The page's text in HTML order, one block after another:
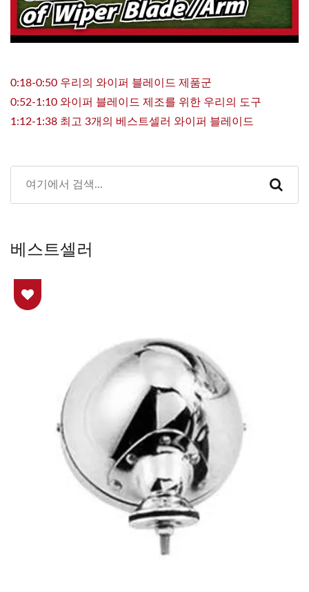
0:18-0:50 우리의 와이퍼 블레이드 제품군
0:52-1:10 와이퍼 블레이드 제조를 위한 우리의 도구
1:12-1:38 최고 3개의 베스트셀러 와이퍼 블레이드
베스트셀러